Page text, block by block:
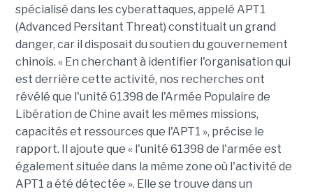
spécialisé dans les cyberattaques, appelé APT1
(Advanced Persitant Threat) constituait un grand
danger, car il disposait du soutien du gouvernement
chinois. « En cherchant à identifier l'organisation qui
est derrière cette activité, nos recherches ont
révélé que l'unité 61398 de l'Armée Populaire de
Libération de Chine avait les mêmes missions,
capacités et ressources que l'APT1 », précise le
rapport. Il ajoute que « l'unité 61398 de l'armée est
également située dans la même zone où l'activité de
APT1 a été détectée ». Elle se trouve dans un